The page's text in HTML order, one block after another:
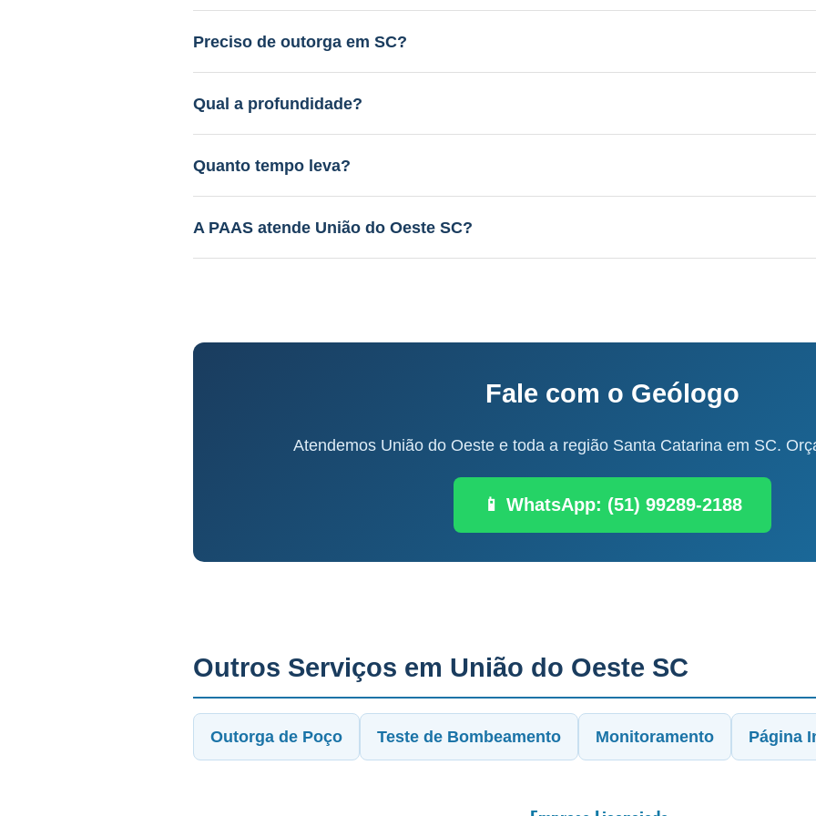
Entre R$ 12.000 a R$ 45.000. Aquífero variável conforme a geologia local,
gratuito.
Preciso de outorga em SC?
Sim. A PAAS cuida de todo o licenciamento junto ao IMA-SC.
Qual a profundidade?
40 a 150m em aquífero variável conforme a geologia local, vazão de 3 a 30 m³/h.
Quanto tempo leva?
Perfuração: 3-15 dias. Processo completo: 60-120 dias.
A PAAS atende União do Oeste SC?
Sim! Desde 1985, com geólogo e equipe própria.
Fale com o Geólogo
Atendemos União do Oeste e toda a região Santa Catarina em SC.
📱 WhatsApp: (51) 99289-2188
Outros Serviços em União do Oeste SC
Outorga de Poço Teste de Bombeamento Monitoramento Página